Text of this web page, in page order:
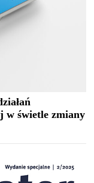
w świetle zmiany